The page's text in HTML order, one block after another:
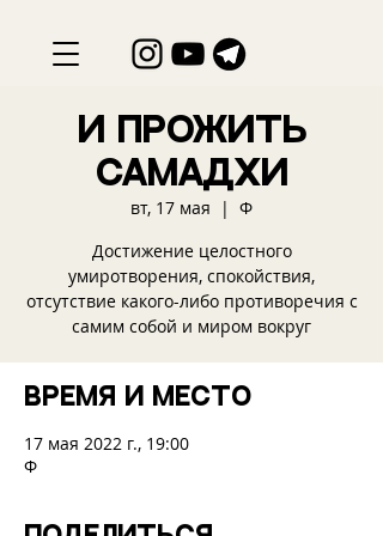
И прожить
самадхи
вт, 17 мая
  |
Ф
Достижение целостного
умиротворения, спокойствия,
отсутствие какого-либо противоречия с
самим собой и миром вокруг
Время и место
17 мая 2022 г., 19:00
Ф